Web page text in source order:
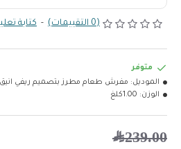
(0 التقييمات) - كتابة
239.00﷼
متوفر
الموديل: مفرش طعام مطرز بتصميم ريفي انيق
الوزن: 1.00كلغ